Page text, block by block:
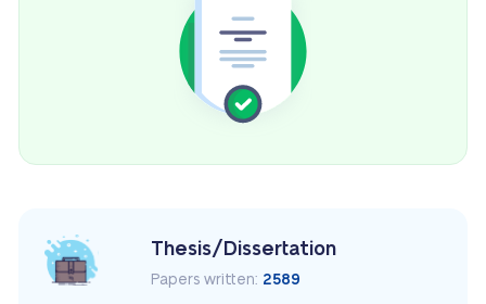
Thesis/Dissertation
Papers written: 2589